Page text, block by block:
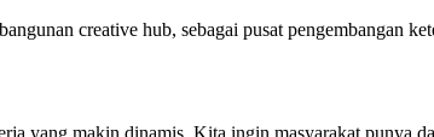
creative hub, sebagai pusat pengembangan
yang makin dinamis. Kita ingin masyarakat punya